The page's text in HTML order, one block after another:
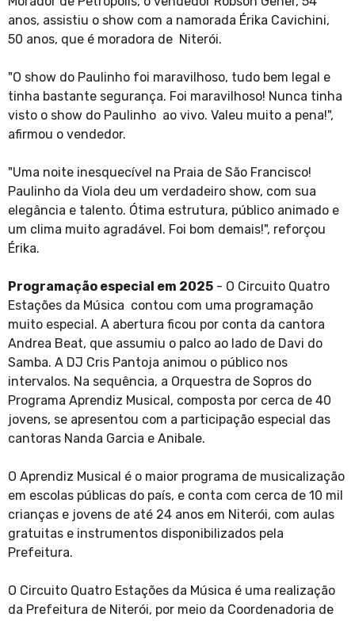
anos, assistiu o show com a namorada Érika Cavichini,
50 anos, que é moradora de Niterói.
"O show do Paulinho foi maravilhoso, tudo bem legal e
tinha bastante segurança. Foi maravilhoso! Nunca tinha
visto o show do Paulinho ao vivo. Valeu muito a pena!",
afirmou o vendedor.
"Uma noite inesquecível na Praia de São Francisco!
Paulinho da Viola deu um verdadeiro show, com sua
elegância e talento. Ótima estrutura, público animado e
um clima muito agradável. Foi bom demais!", reforçou
Érika.
Programação especial em 2025 - O Circuito Quatro
Estações da Música contou com uma programação
muito especial. A abertura ficou por conta da cantora
Andrea Beat, que assumiu o palco ao lado de Davi do
Samba. A DJ Cris Pantoja animou o público nos
intervalos. Na sequência, a Orquestra de Sopros do
Programa Aprendiz Musical, composta por cerca de 40
jovens, se apresentou com a participação especial das
cantoras Nanda Garcia e Anibale.
O Aprendiz Musical é o maior programa de musicalização
em escolas públicas do país, e conta com cerca de 10 mil
crianças e jovens de até 24 anos em Niterói, com aulas
gratuitas e instrumentos disponibilizados pela
Prefeitura.
O Circuito Quatro Estações da Música é uma realização
da Prefeitura de Niterói, por meio da Coordenadoria de